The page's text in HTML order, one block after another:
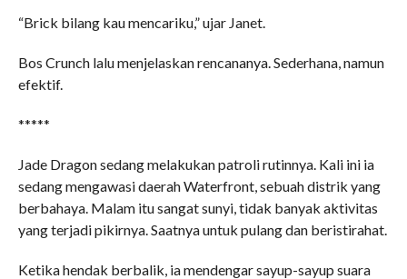
“Brick bilang kau mencariku,” ujar Janet.
Bos Crunch lalu menjelaskan rencananya. Sederhana, namun
efektif.
*****
Jade Dragon sedang melakukan patroli rutinnya. Kali ini ia
sedang mengawasi daerah Waterfront, sebuah distrik yang
berbahaya. Malam itu sangat sunyi, tidak banyak aktivitas
yang terjadi pikirnya. Saatnya untuk pulang dan beristirahat.
Ketika hendak berbalik, ia mendengar sayup-sayup suara